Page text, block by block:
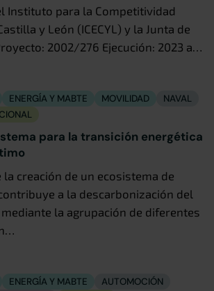
Instituto para la Competitividad
y León (ICECYL) y la Junta de
2002/276 Ejecución: 2023 a…
ENERGÍA Y MABTE MOVILIDAD
NAVAL
para la transición energética
la creación de un ecosistema de
a la descarbonización del
la agrupación de diferentes
ENERGÍA Y MABTE
AUTOMOCIÓN